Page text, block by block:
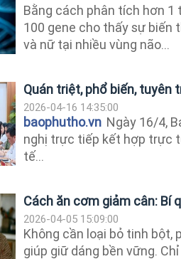
Bằng cách phân tích hơn 1
100 gene cho thấy sự biến
và nữ tại nhiều vùng não...
Quán triệt, phổ biến, tuyên
2026-04-16 14:35:00
baophutho.vn Ngày 16/4,
nghị trực tiếp kết hợp trực
tế...
Cách ăn cơm giảm cân: Bí
2026-04-05 15:09:00
Không cần loại bỏ tinh
giúp giữ dáng bền vững.